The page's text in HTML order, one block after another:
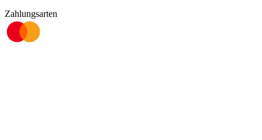
Zahlungsarten